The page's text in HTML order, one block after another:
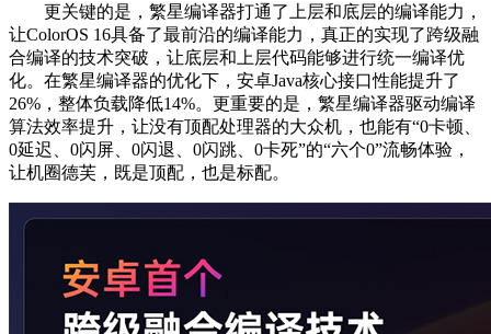
更关键的是，繁星编译器打通了上层和底层的编译能力，
让ColorOS 16具备了最前沿的编译能力，真正的实现了跨级融
合编译的技术突破，让底层和上层代码能够进行统一编译优
化。在繁星编译器的优化下，安卓Java核心接口性能提升了
26%，整体负载降低14%。更重要的是，繁星编译器驱动编译
算法效率提升，让没有顶配处理器的大众机，也能有“0卡顿、
0延迟、0闪屏、0闪退、0闪跳、0卡死”的“六个0”流畅体验，
让机圈德芙，既是顶配，也是标配。